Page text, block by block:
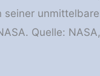
Quelle: